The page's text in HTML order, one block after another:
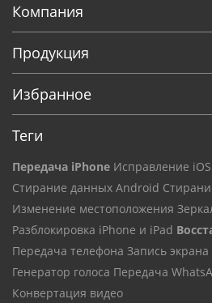
Компания
Продукция
Избранное
Теги
Передача iPhone Исправление iOS
Стирание данных Android
Изменение местоположения
Разблокировка iPhone и iPad
Передача телефона Запись экрана
Генератор голоса Передача
Конвертация видео